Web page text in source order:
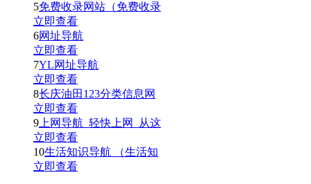
5免费收录网站（免费收录
立即查看
6网址导航
立即查看
7YL网址导航
立即查看
8长庆油田123分类信息网
立即查看
9 上网导航_轻快上网_从这
立即查看
10生活知识导航 （生活知
立即查看